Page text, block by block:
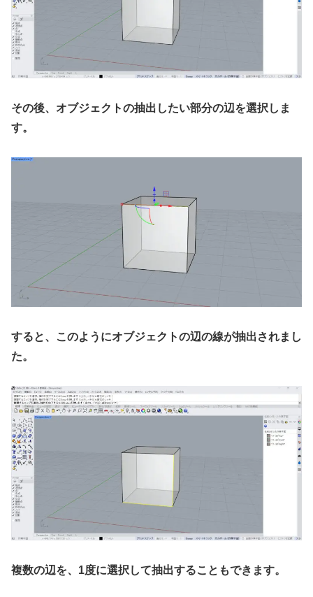
その後、オブジェクトの抽出したい部分の辺を選択しま
す。
すると、このようにオブジェクトの辺の線が抽出されまし
た。
複数の辺を、1度に選択して抽出することもできます。